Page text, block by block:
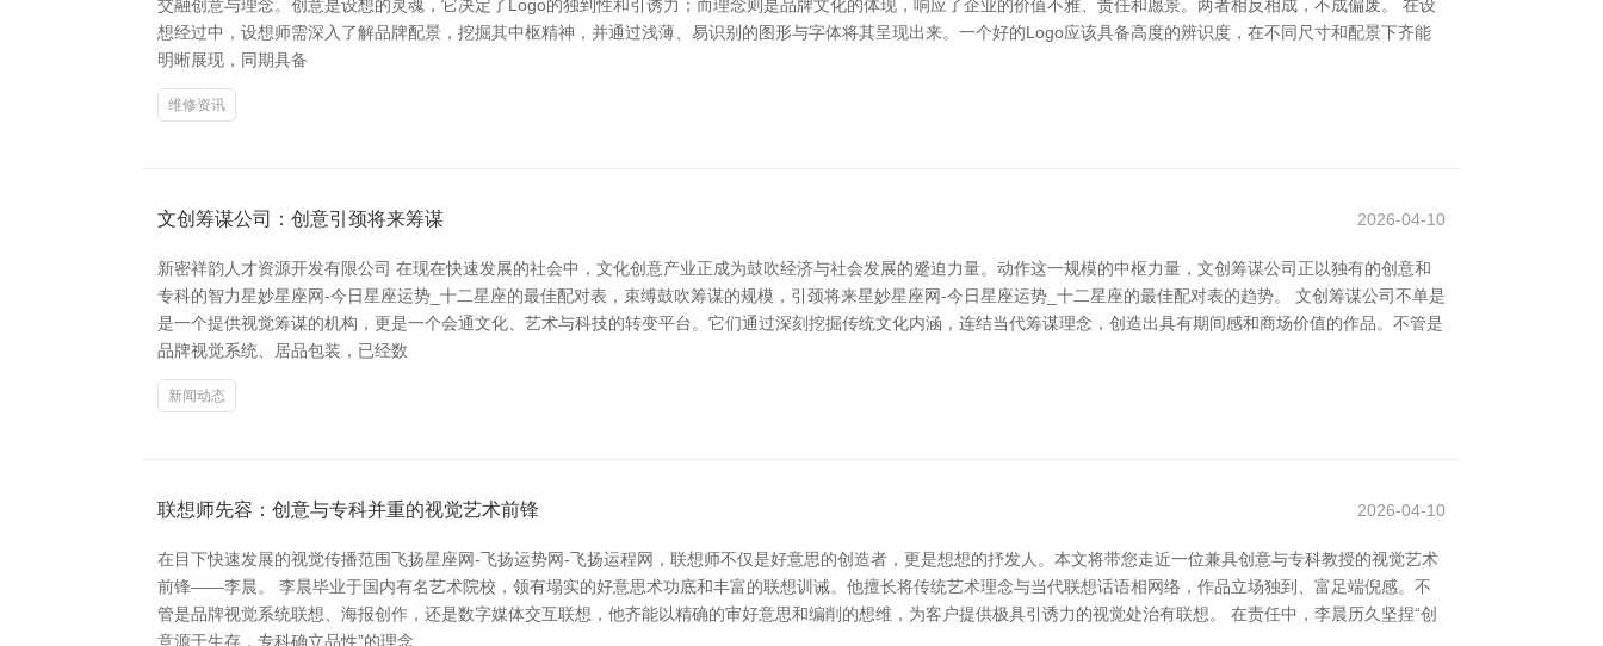
交融创意与理念。创意是设想的灵魂，它决定了Logo的独到性和引诱力；而理念则是品牌文化的体现，响应了企业的价值不雅、责任和愿景。两者相反相成，不成偏废。 在设
想经过中，设想师需深入了解品牌配景，挖掘其中枢精神，并通过浅薄、易识别的图形与字体将其呈现出来。一个好的Logo应该具备高度的辨识度，在不同尺寸和配景下齐能
明晰展现，同期具备
维修资讯
文创筹谋公司：创意引颈将来筹谋 2026-04-10
新密祥韵人才资源开发有限公司 在现在快速发展的社会中，文化创意产业正成为鼓吹经济与社会发展的蹙迫力量。动作这一规模的中枢力量，文创筹谋公司正以独有的创意和
专科的智力星妙星座网-今日星座运势_十二星座的最佳配对表，束缚鼓吹筹谋的规模，引颈将来星妙星座网-今日星座运势_十二星座的最佳配对表的趋势。 文创筹谋公司不单是
是一个提供视觉筹谋的机构，更是一个会通文化、艺术与科技的转变平台。它们通过深刻挖掘传统文化内涵，连结当代筹谋理念，创造出具有期间感和商场价值的作品。不管是
品牌视觉系统、居品包装，已经数
新闻动态
联想师先容：创意与专科并重的视觉艺术前锋 2026-04-10
在目下快速发展的视觉传播范围飞扬星座网-飞扬运势网-飞扬运程网，联想师不仅是好意思的创造者，更是想想的抒发人。本文将带您走近一位兼具创意与专科教授的视觉艺术
前锋——李晨。 李晨毕业于国内有名艺术院校，领有塌实的好意思术功底和丰富的联想训诫。他擅长将传统艺术理念与当代联想话语相网络，作品立场独到、富足端倪感。不
管是品牌视觉系统联想、海报创作，还是数字媒体交互联想，他齐能以精确的审好意思和编削的想维，为客户提供极具引诱力的视觉处治有联想。 在责任中，李晨历久坚捏“创
意源于生存，专科确立品性”的理念